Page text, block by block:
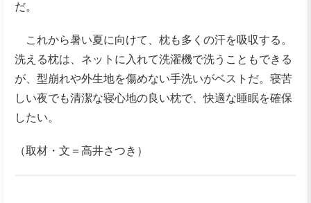
だ。
これから暑い夏に向けて、枕も多くの汗を吸収する。
洗える枕は、ネットに入れて洗濯機で洗うこともできる
が、型崩れや外生地を傷めない手洗いがベストだ。寝苦
しい夜でも清潔な寝心地の良い枕で、快適な睡眠を確保
したい。
（取材・文＝高井さつき）